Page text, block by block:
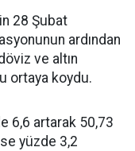
28 Şubat
ardından
ve altın
ortaya koydu.
6,6 artarak 50,73
yüzde 3,2